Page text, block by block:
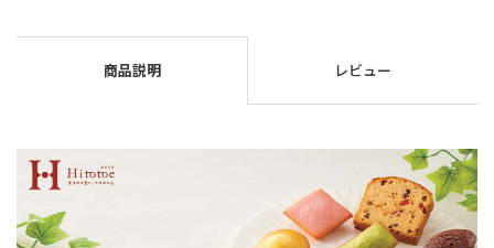
商品説明 レビュー